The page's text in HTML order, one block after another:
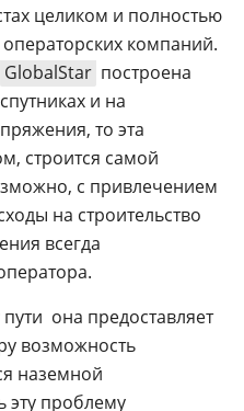
целиком и полностью
компаний.
GlobalStar построена
и на
то эта
строится самой
с привлечением
на строительство
всегда
 она предоставляет
возможность
наземной
эту проблему